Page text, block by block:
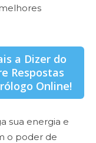
a Dizer do
Respostas
Online!
sua energia e
o poder de